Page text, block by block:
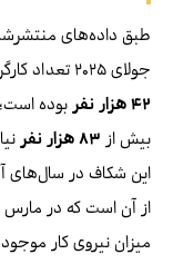
طبق داده‌های
جولای ۲۰۲۵ تعداد کارگران ساختمانی موجود در کوئینزلند تنها حدود
۴۲ هزار نفر
بوده
بیش از ۸۳ هزار نفر
این شکاف در سال‌های
میزان نیروی کار موجود